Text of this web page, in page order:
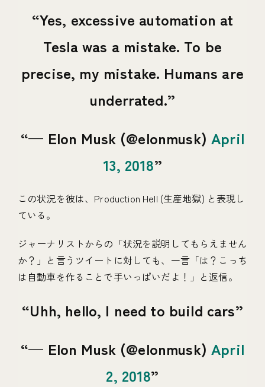
Yes, excessive automation at
Tesla was a mistake. To be
precise, my mistake. Humans are
underrated.
— Elon Musk (@elonmusk)April
13, 2018
この状況を彼は、Production Hell (生産地獄) と表現し
ている。
ジャーナリストからの「状況を説明してもらえません
か？」と言うツイートに対しても、一言「は？こっち
は自動車を作ることで手いっぱいだよ！」と返信。
Uhh, hello, I need to build cars
— Elon Musk (@elonmusk)April
2, 2018